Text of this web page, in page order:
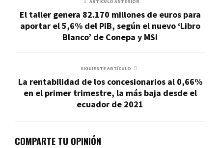
El taller genera 82.170 millones de euros para
aportar el 5,6% del PIB, según el nuevo ‘Libro
Blanco’ de Conepa y MSI
SIGUIENTE ARTÍCULO
La rentabilidad de los concesionarios al 0,66%
en el primer trimestre, la más baja desde el
ecuador de 2021
COMPARTE TU OPINIÓN